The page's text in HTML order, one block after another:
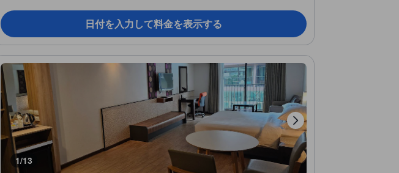
日付を入力して料金を表示する
1/13